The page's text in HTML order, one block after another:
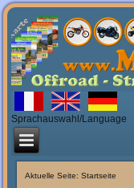
Sprachauswahl/Language
Aktuelle Seite:Startseite